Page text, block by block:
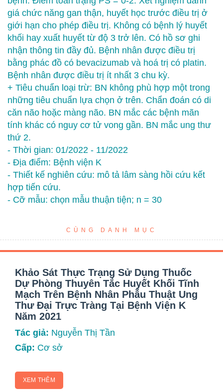
giá chức năng gan thận, huyết học trước điều trị ở
giới hạn cho phép điều trị. Không có bệnh lý huyết
khối hay xuất huyết từ độ 3 trở lên. Có hồ sơ ghi
nhận thông tin đầy đủ. Bệnh nhân được điều trị
bằng phác đồ có bevacizumab và hoá trị có platin.
Bệnh nhân được điều trị ít nhất 3 chu kỳ.
+ Tiêu chuẩn loại trừ: BN không phù hợp một trong
những tiêu chuẩn lựa chọn ở trên. Chẩn đoán có di
căn não hoặc màng não. BN mắc các bệnh mãn
tính khác có nguy cơ tử vong gần. BN mắc ung thư
thứ 2.
- Thời gian: 01/2022 - 11/2022
- Địa điểm: Bệnh viện K
- Thiết kế nghiên cứu: mô tả lâm sàng hồi cứu kết
hợp tiến cứu.
- Cỡ mẫu: chọn mẫu thuận tiện; n = 30
CÙNG DANH MỤC
Khảo Sát Thực Trạng Sử Dụng Thuốc
Dự Phòng Thuyên Tắc Huyết Khối Tĩnh
Mạch Trên Bệnh Nhân Phẫu Thuật Ung
Thư Đại Trực Tràng Tại Bệnh Viện K
Năm 2021
Tác giả: Nguyễn Thị Tần
Cấp: Cơ sở
XEM THÊM